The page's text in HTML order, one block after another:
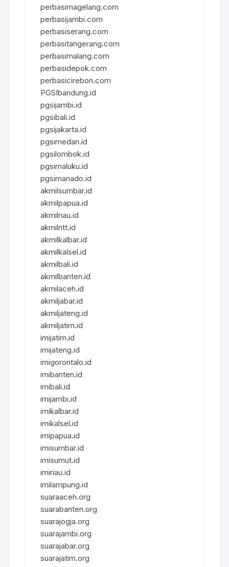
perbasimagelang.com
perbasijambi.com
perbasiserang.com
perbasitangerang.com
perbasimalang.com
perbasidepok.com
perbasicirebon.com
PGSIbandung.id
pgsijambi.id
pgsibali.id
pgsijakarta.id
pgsimedan.id
pgsilombok.id
pgsimaluku.id
pgsimanado.id
akmilsumbar.id
akmilpapua.id
akmilriau.id
akmilntt.id
akmilkalbar.id
akmilkalsel.id
akmilbali.id
akmilbanten.id
akmilaceh.id
akmiljabar.id
akmiljateng.id
akmiljatim.id
imijatim.id
imijateng.id
imigorontalo.id
imibanten.id
imibali.id
imijambi.id
imikalbar.id
imikalsel.id
imipapua.id
imisumbar.id
imisumut.id
imiriau.id
imilampung.id
suaraaceh.org
suarabanten.org
suarajogja.org
suarajambi.org
suarajabar.org
suarajatim.org